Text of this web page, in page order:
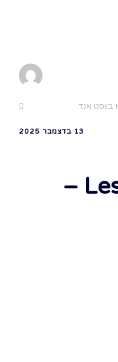
בווסט אנד
13 בדצמבר 2025
Les Misérables –